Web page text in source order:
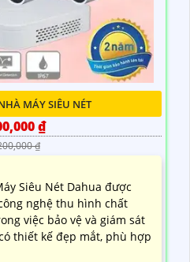
MÁY SIÊU NÉT
₫
₫
Siêu Nét Dahua được
nghệ thu hình chất
việc bảo vệ và giám sát
thiết kế đẹp mắt, phù hợp